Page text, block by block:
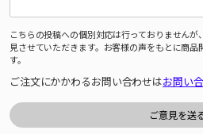
こちらの投稿への個別対応は行っておりません
見させていただきます。お客様の声をもとに商品
す。
ご注文にかかわるお問い合わせはお問い